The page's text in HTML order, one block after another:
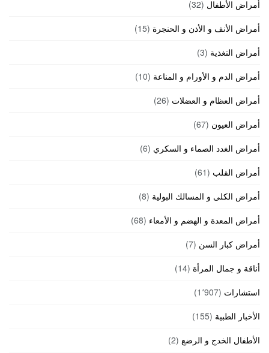
أمراض الأطفال (32)
أمراض الأنف و الأذن و الحنجرة (15)
أمراض التغذية (3)
أمراض الدم و الأورام و المناعة (10)
أمراض العظام و العضلات (26)
أمراض العيون (67)
أمراض الغدد الصماء و السكري (6)
أمراض القلب (61)
أمراض الكلى و المسالك البولية (8)
أمراض المعدة و الهضم و الأمعاء (68)
أمراض كبار السن (7)
أناقة و جمال المرأة (14)
استشارات (1٬907)
الأخبار الطبية (155)
الأطفال الخدج و الرضع (2)